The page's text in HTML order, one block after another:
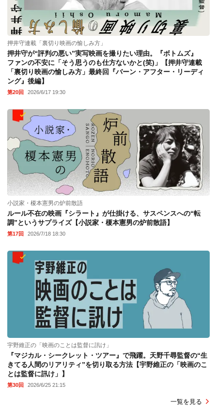
押井守連載「裏切り映画の愉しみ方」
押井守が“評判の悪い”実写映画を撮りたい理由。『ボトムズ』
ファンの不安に「そう思うのも仕方ないかと(笑)」【押井守連載
「裏切り映画の愉しみ方」最終回『バーン・アフター・リーディ
ング』後編】
第20回 2026/6/17 19:30
小説家・榎本憲男の炉前散語
ルール不在の映画『シラート』が仕掛ける、サスペンスへの“転
調”というサプライズ【小説家・榎本憲男の炉前散語】
第17回 2026/7/18 18:30
宇野維正の「映画のことは監督に訊け」
『マジカル・シークレット・ツアー』で飛躍。天野千尋監督の“生
きてる人間のリアリティ”を切り取る方法【宇野維正の「映画のこ
とは監督に訊け」】
第30回 2026/6/25 21:15
一覧を見る